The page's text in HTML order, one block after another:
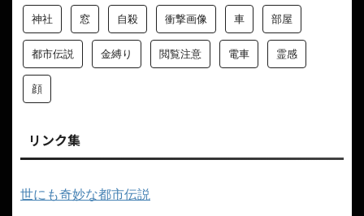
神社 窓 自殺 衝撃画像 車 部屋
都市伝説 金縛り 閲覧注意 電車 霊感
顔
リンク集
世にも奇妙な都市伝説